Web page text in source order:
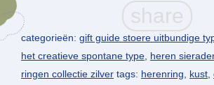
categorieën: gift guide stoere uitbundige
het creatieve spontane type heren
ringen collectie zilver tags: herenring kust